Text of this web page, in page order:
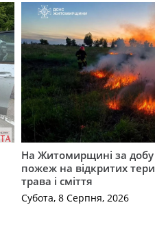
На Житомирщині за добу
пожеж на відкритих
трава і сміття
Субота, 8 Серпня, 2026